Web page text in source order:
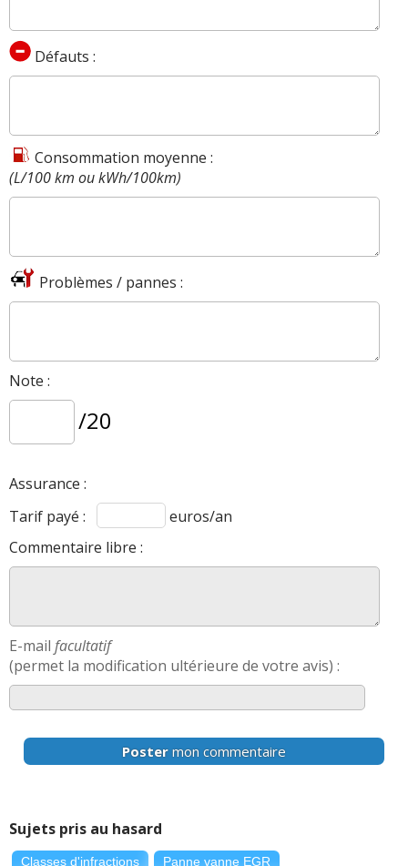
Défauts :
Consommation moyenne :
(L/100 km ou kWh/100km)
Problèmes / pannes :
Note :
/20
Assurance :
Tarif payé :
euros/an
Commentaire libre :
E-mail facultatif
(permet la modification ultérieure de votre avis) :
Poster mon commentaire
Sujets pris au hasard
Classes d'infractions Panne vanne EGR